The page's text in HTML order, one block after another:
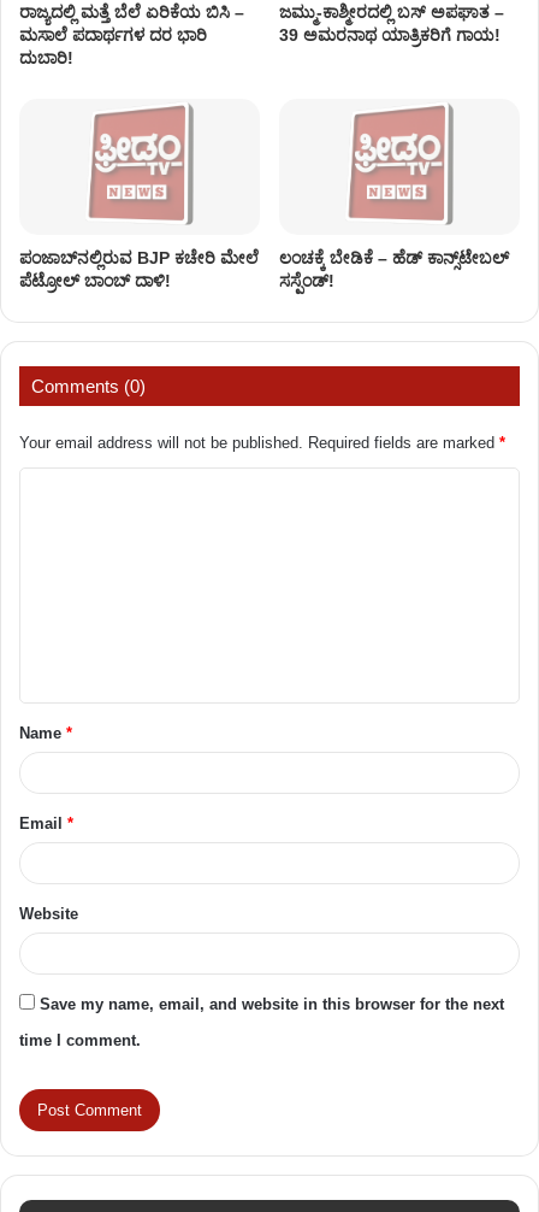
ರಾಜ್ಯದಲ್ಲಿ ಮತ್ತೆ ಬೆಲೆ ಏರಿಕೆಯ ಬಿಸಿ –
ಮಸಾಲೆ ಪದಾರ್ಥಗಳ ದರ ಭಾರಿ
ದುಬಾರಿ!
ಜಮ್ಮು-ಕಾಶ್ಮೀರದಲ್ಲಿ ಬಸ್ ಅಪಘಾತ –
39 ಅಮರನಾಥ ಯಾತ್ರಿಕರಿಗೆ ಗಾಯ!
ಪಂಜಾಬ್‌ನಲ್ಲಿರುವ BJP ಕಚೇರಿ ಮೇಲೆ
ಪೆಟ್ರೋಲ್ ಬಾಂಬ್ ದಾಳಿ!
ಲಂಚಕ್ಕೆ ಬೇಡಿಕೆ – ಹೆಡ್​ ಕಾನ್ಸ್​​​ಟೇಬಲ್
ಸಸ್ಪೆಂಡ್‌!
Comments (0)
Your email address will not be published. Required fields are marked *
t
*
Name *
Email *
Website
Save my name, email, and website in this browser for the next
time I comment.